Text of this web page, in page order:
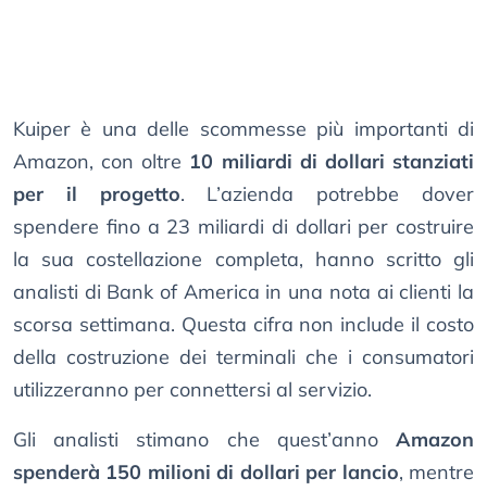
Kuiper è una delle scommesse più importanti di
Amazon, con oltre 10 miliardi di dollari stanziati
per il progetto. L’azienda potrebbe dover
spendere fino a 23 miliardi di dollari per costruire
la sua costellazione completa, hanno scritto gli
analisti di Bank of America in una nota ai clienti la
scorsa settimana. Questa cifra non include il costo
della costruzione dei terminali che i consumatori
utilizzeranno per connettersi al servizio.
Gli analisti stimano che quest’anno Amazon
spenderà 150 milioni di dollari per lancio, mentre